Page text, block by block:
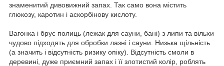
знаменитий дивовижний запах. Так само вона містить
глюкозу, каротин і аскорбінову кислоту.
Вагонка і брус полиць (лежак для сауни, бані) з липи та вільхи
чудово підходять для обробки лазні і сауни. Низька щільність
(а значить і відсутність ризику опіку). Відсутність смоли в
деревині, дуже приємний запах і її злотистий колір, роблять